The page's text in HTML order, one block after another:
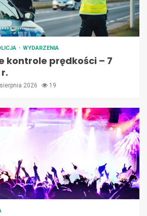
WYDARZENIA
kontrole prędkości – 7
2026 19